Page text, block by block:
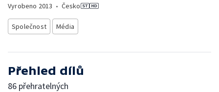
Vyrobeno 2013 • Česko
Společnost Média
Přehled dílů
86 přehratelných